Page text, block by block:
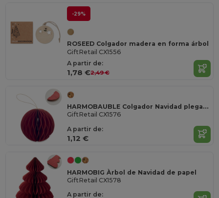
-29%
ROSEED Colgador madera en forma árbol
GiftRetail CX1556
A partir de:
1,78 €2,49 €
HARMOBAUBLE Colgador Navidad plegable
GiftRetail CX1576
A partir de:
1,12 €
HARMOBIG Àrbol de Navidad de papel
GiftRetail CX1578
A partir de: